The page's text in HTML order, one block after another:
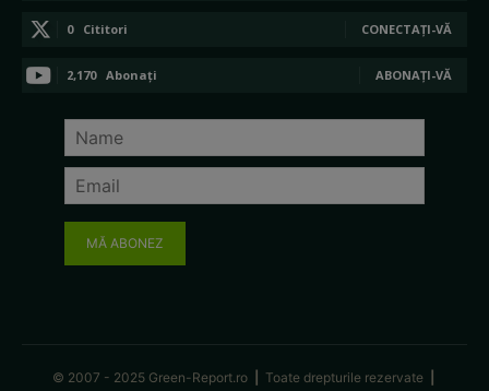
0 Cititori CONECTAȚI-VĂ
2,170 Abonați ABONAȚI-VĂ
MĂ ABONEZ
© 2007 - 2025 Green-Report.ro Toate drepturile rezervate